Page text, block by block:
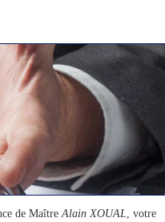
de MaîtreAlain XOUAL, votre